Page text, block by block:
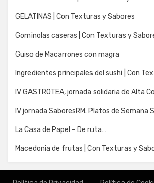
GELATINAS | Con Texturas y Sabores
Gominolas caseras | Con Texturas y
Guiso de Macarrones con magra
Ingredientes principales del sushi | Con
IV GASTROTEA, jornada solidaria de Alta
IV jornada SaboresRM. Platos de Semana
La Casa de Papel – De ruta…
Macedonia de frutas | Con Texturas y